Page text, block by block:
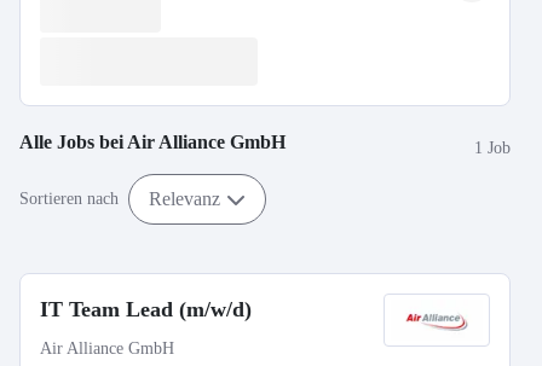
Alle Jobs bei Air Alliance GmbH 1 Job
Sortieren nach Relevanz
IT Team Lead (m/w/d)
Air Alliance GmbH